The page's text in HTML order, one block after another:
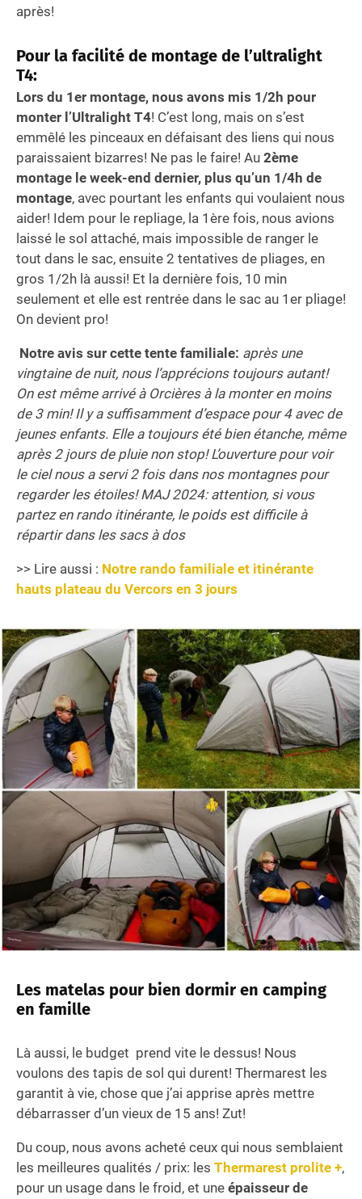
après!
Pour la facilité de montage de l’ultralight
T4:
Lors du 1er montage, nous avons mis 1/2h pour
monter l’Ultralight T4! C’est long, mais on s’est
emmêlé les pinceaux en défaisant des liens qui nous
paraissaient bizarres! Ne pas le faire! Au 2ème
montage le week-end dernier, plus qu’un 1/4h de
montage, avec pourtant les enfants qui voulaient nous
aider! Idem pour le repliage, la 1ère fois, nous avions
laissé le sol attaché, mais impossible de ranger le
tout dans le sac, ensuite 2 tentatives de pliages, en
gros 1/2h là aussi! Et la dernière fois, 10 min
seulement et elle est rentrée dans le sac au 1er pliage!
On devient pro!
Notre avis sur cette tente familiale: après une
vingtaine de nuit, nous l’apprécions toujours autant!
On est même arrivé à Orcières à la monter en moins
de 3 min! Il y a suffisamment d’espace pour 4 avec de
jeunes enfants. Elle a toujours été bien étanche, même
après 2 jours de pluie non stop! L’ouverture pour voir
le ciel nous a servi 2 fois dans nos montagnes pour
regarder les étoiles! MAJ 2024: attention, si vous
partez en rando itinérante, le poids est difficile à
répartir dans les sacs à dos
>> Lire aussi : Notre rando familiale et itinérante
hauts plateau du Vercors en 3 jours
Les matelas pour bien dormir en camping
en famille
Là aussi, le budget prend vite le dessus! Nous
voulons des tapis de sol qui durent! Thermarest les
garantit à vie, chose que j’ai apprise après mettre
débarrasser d’un vieux de 15 ans! Zut!
Du coup, nous avons acheté ceux qui nous semblaient
les meilleures qualités / prix: les Thermarest prolite +,
pour un usage dans le froid, et une épaisseur de